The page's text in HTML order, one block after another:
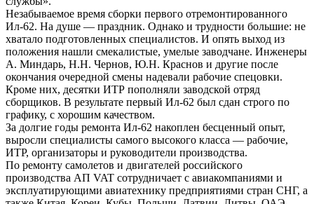
Незабываемое время сборки первого отремонтированного
Ил-62. На душе — праздник. Однако и трудности большие: не
хватало подготовленных специалистов. И опять выход из
положения нашли смекалистые, умелые заводчане. Инженеры
А. Миндарь, Н.Н. Чернов, Ю.Н. Краснов и другие после
окончания очередной смены надевали рабочие спецовки.
Кроме них, десятки ИТР пополняли заводской отряд
сборщиков. В результате первый Ил-62 был сдан строго по
графику, с хорошим качеством.
За долгие годы ремонта Ил-62 накоплен бесценный опыт,
выросли специалисты самого высокого класса — рабочие,
ИТР, организаторы и руководители производства.
По ремонту самолетов и двигателей российского
производства АП VAT сотрудничает с авиакомпаниями и
эксплуатирующими авиатехнику предприятиями стран СНГ, а